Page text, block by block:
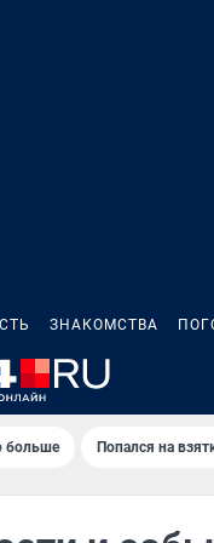
ЗНАКОМСТВА
больше Попался на